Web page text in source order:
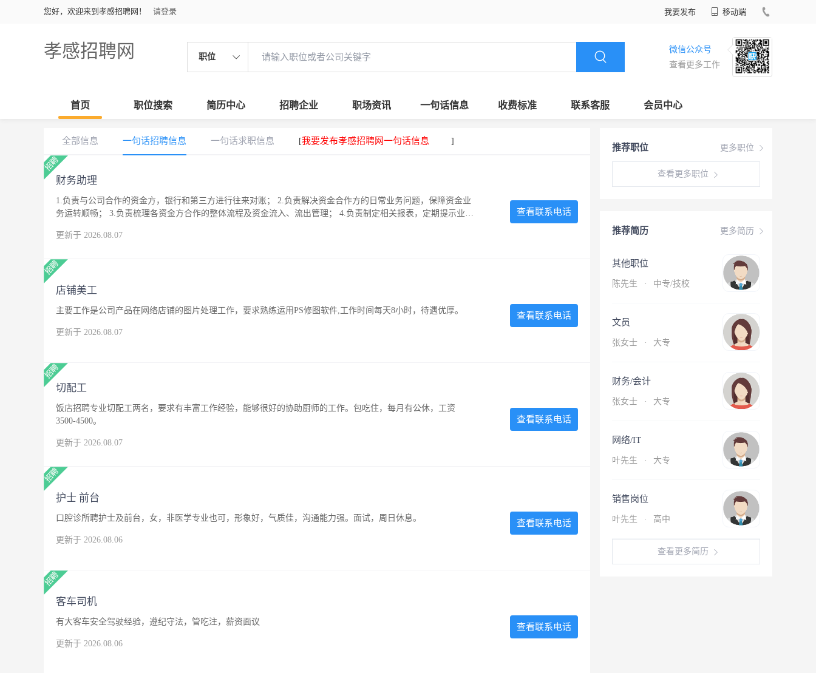
您好，欢迎来到孝感招聘网！ 请登录 我要发布 移动端
孝感招聘网 职位
微信公众号
查看更多工作
首页 职位搜索 简历中心 招聘企业 职场资讯 一句话信息 收费标准 联系客服 会员中心
更多职位
推荐职位
查看更多职位
更多简历
推荐简历
其他职位
陈先生 · 中专/技校
文员
张女士 · 大专
财务/会计
张女士 · 大专
网络/IT
叶先生 · 大专
销售岗位
叶先生 · 高中
查看更多简历
全部信息 一句话招聘信息 一句话求职信息 [我要发布孝感招聘网一句话信息 ]
财务助理
1.负责与公司合作的资金方，银行和第三方进行往来对账； 2.负责解决资金合作方的日常业务问题，保障资金业
务运转顺畅； 3.负责梳理各资金方合作的整体流程及资金流入、流出管理； 4.负责制定相关报表，定期提示业务
利待遇和月薪 （3）必须在每天结束前整理、编制并提交当天的财务交易报表 （4）准备和执行必要的收付款操
更新于 2026.08.07
查看联系电话
店铺美工
主要工作是公司产品在网络店铺的图片处理工作，要求熟练运用PS修图软件,工作时间每天8小时，待遇优厚。
更新于 2026.08.07
查看联系电话
切配工
饭店招聘专业切配工两名，要求有丰富工作经验，能够很好的协助厨师的工作。包吃住，每月有公休，工资
3500-4500。
更新于 2026.08.07
查看联系电话
护士 前台
口腔诊所聘护士及前台，女，非医学专业也可，形象好，气质佳，沟通能力强。面试，周日休息。
更新于 2026.08.06
查看联系电话
客车司机
有大客车安全驾驶经验，遵纪守法，管吃注，薪资面议
更新于 2026.08.06
查看联系电话